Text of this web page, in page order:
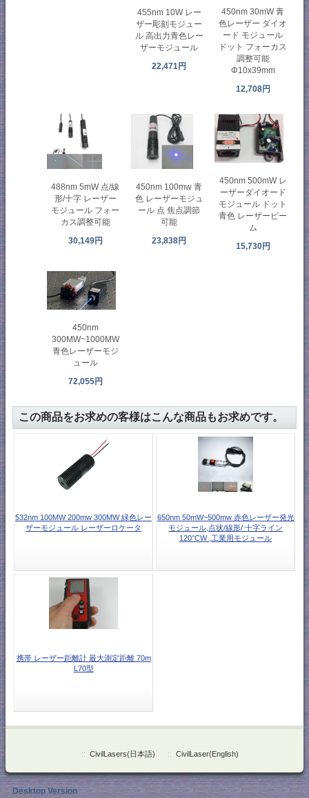
455nm 10W レー
ザー彫刻モジュー
ル 高出力青色レー
ザーモジュール
22,471円
450nm 30mW 青
色レーザー ダイオ
ード モジュール
ドット フォーカス
調整可能
Φ10x39mm
12,708円
488nm 5mW 点/線
形/十字 レーザー
モジュール フォー
カス調整可能
30,149円
450nm 100mw 青
色 レーザーモジュ
ール 点 焦点調節
可能
23,838円
450nm 500mW レ
ーザーダイオード
モジュール ドット
青色 レーザービー
ム
15,730円
450nm
300MW~1000MW
青色レーザーモジ
ュール
72,055円
この商品をお求めの客様はこんな商品もお求めです。
532nm 100MW 200mw 300MW 緑色レー
ザーモジュール レーザーロケータ
650nm 50mW~500mw 赤色レーザー発光
モジュール,点状/線形/ 十字ライン
120°CW ,工業用モジュール
携帯 レーザー距離計 最大測定距離 70m
L70型
:: CivilLasers(日本語) :: CivilLaser(English)
Desktop Version